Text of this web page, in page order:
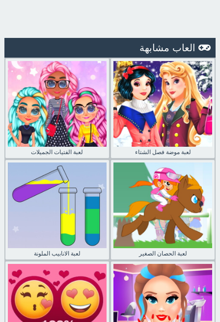
العاب مشابهة
لعبة الفتيات الجميلات لعبة موضة فصل الشتاء
لعبة الانابيب الملونة لعبة الحصان الصغير